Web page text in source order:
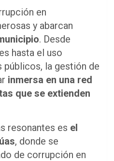
en
y abarcan
. Desde
hasta el uso
públicos, la gestión de
inmersa en una red
que se extienden
resonantes es el
, donde se
de corrupción en